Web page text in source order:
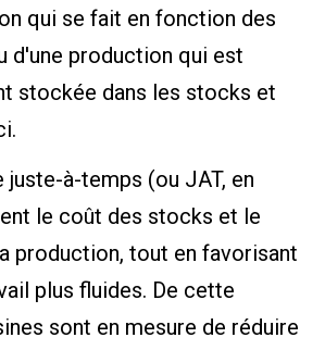
qui se fait en fonction des
d'une production qui est
stockée dans les stocks et
juste-à-temps (ou JAT, en
le coût des stocks et le
production, tout en favorisant
plus fluides. De cette
sont en mesure de réduire